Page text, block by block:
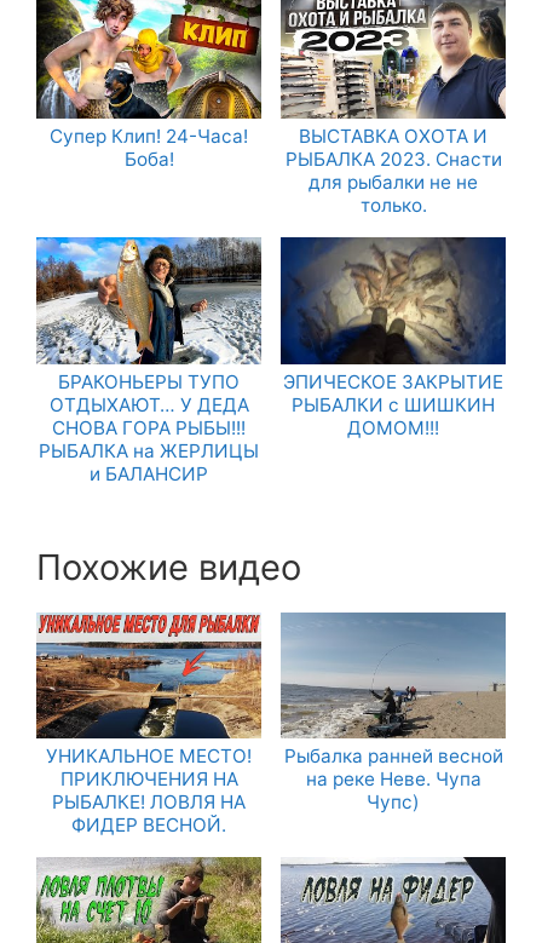
Супер Клип! 24-Часа!
Боба!
ВЫСТАВКА ОХОТА И
РЫБАЛКА 2023. Снасти
для рыбалки не не
только.
БРАКОНЬЕРЫ ТУПО
ОТДЫХАЮТ… У ДЕДА
СНОВА ГОРА РЫБЫ!!!
РЫБАЛКА на ЖЕРЛИЦЫ
и БАЛАНСИР
ЭПИЧЕСКОЕ ЗАКРЫТИЕ
РЫБАЛКИ с ШИШКИН
ДОМОМ!!!
Похожие видео
УНИКАЛЬНОЕ МЕСТО!
ПРИКЛЮЧЕНИЯ НА
РЫБАЛКЕ! ЛОВЛЯ НА
ФИДЕР ВЕСНОЙ.
Рыбалка ранней весной
на реке Неве. Чупа
Чупс)